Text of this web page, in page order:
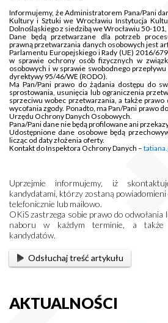
Informujemy, że Administratorem Pana/Pani
Kultury i Sztuki we Wrocławiu Instytucja
Dolnośląskiego z siedzibą we Wrocławiu 50-101,
Dane będą przetwarzane dla potrzeb
prawną przetwarzania danych osobowych jest
Parlamentu Europejskiego i Rady (UE) 2016/
w sprawie ochrony osób fizycznych w
osobowych i w sprawie swobodnego
dyrektywy 95/46/WE (RODO).
Ma Pan/Pani prawo do żądania dostępu do
sprostowania, usunięcia lub ograniczenia
sprzeciwu wobec przetwarzania, a także
wycofania zgody. Ponadto, ma Pan/Pani prawo
Urzędu Ochrony Danych Osobowych.
Pana/Pani dane nie będą profilowane ani
Udostępnione dane osobowe będą
licząc od daty złożenia oferty.
Kontakt do Inspektora Ochrony Danych –
Uprzejmie informujemy, iż
kandydatami, którzy zostaną
telefonicznie lub mailowo.
OKiS zastrzega sobie prawo do odwołania
naboru w każdym terminie, a także
kandydatów.
Odsłuchaj treść artykułu
AKTUALNOŚCI